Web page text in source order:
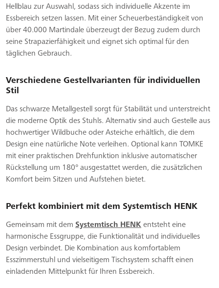
Hellblau zur Auswahl, sodass sich individuelle Akzente im
Essbereich setzen lassen. Mit einer Scheuerbeständigkeit von
über 40.000 Martindale überzeugt der Bezug zudem durch
seine Strapazierfähigkeit und eignet sich optimal für den
täglichen Gebrauch.
Verschiedene Gestellvarianten für individuellen
Stil
Das schwarze Metallgestell sorgt für Stabilität und unterstreicht
die moderne Optik des Stuhls. Alternativ sind auch Gestelle aus
hochwertiger Wildbuche oder Asteiche erhältlich, die dem
Design eine natürliche Note verleihen. Optional kann TOMKE
mit einer praktischen Drehfunktion inklusive automatischer
Rückstellung um 180° ausgestattet werden, die zusätzlichen
Komfort beim Sitzen und Aufstehen bietet.
Perfekt kombiniert mit dem Systemtisch HENK
Gemeinsam mit dem Systemtisch HENK entsteht eine
harmonische Essgruppe, die Funktionalität und individuelles
Design verbindet. Die Kombination aus komfortablem
Esszimmerstuhl und vielseitigem Tischsystem schafft einen
einladenden Mittelpunkt für Ihren Essbereich.